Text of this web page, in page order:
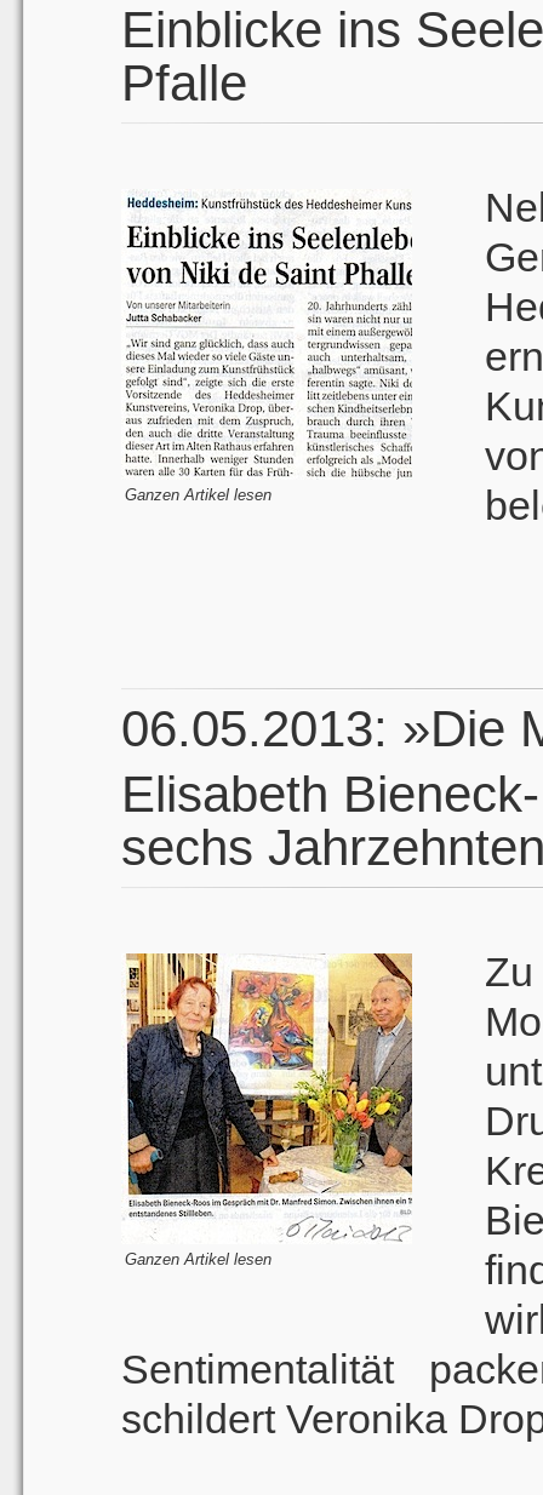
Einblicke ins
Pfalle
Ganzen Artikel lesen
06.05.2013: »Die
Elisabeth
sechs
Ganzen Artikel lesen
Sentimentalität
schildert Veronika